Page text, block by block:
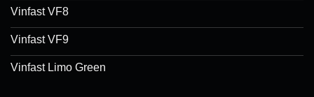
Vinfast VF8
Vinfast VF9
Vinfast Limo Green